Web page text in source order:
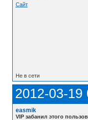
Сайт
Не в сети
2012-03-19
easmik
VIP забанил этого